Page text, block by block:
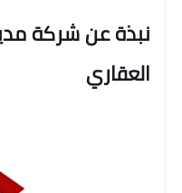
نبذة عن شركة
العقاري